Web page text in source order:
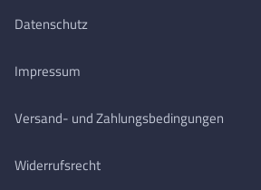
Datenschutz
Impressum
Versand- und Zahlungsbedingungen
Widerrufsrecht